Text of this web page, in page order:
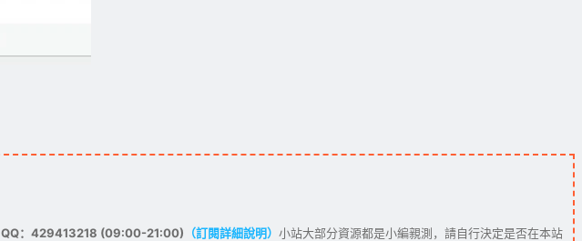
QQ：429413218 (09:00-21:00) （訂閱詳細說明） 小站大部分資源都是小編親測，請自行決定是否在本站